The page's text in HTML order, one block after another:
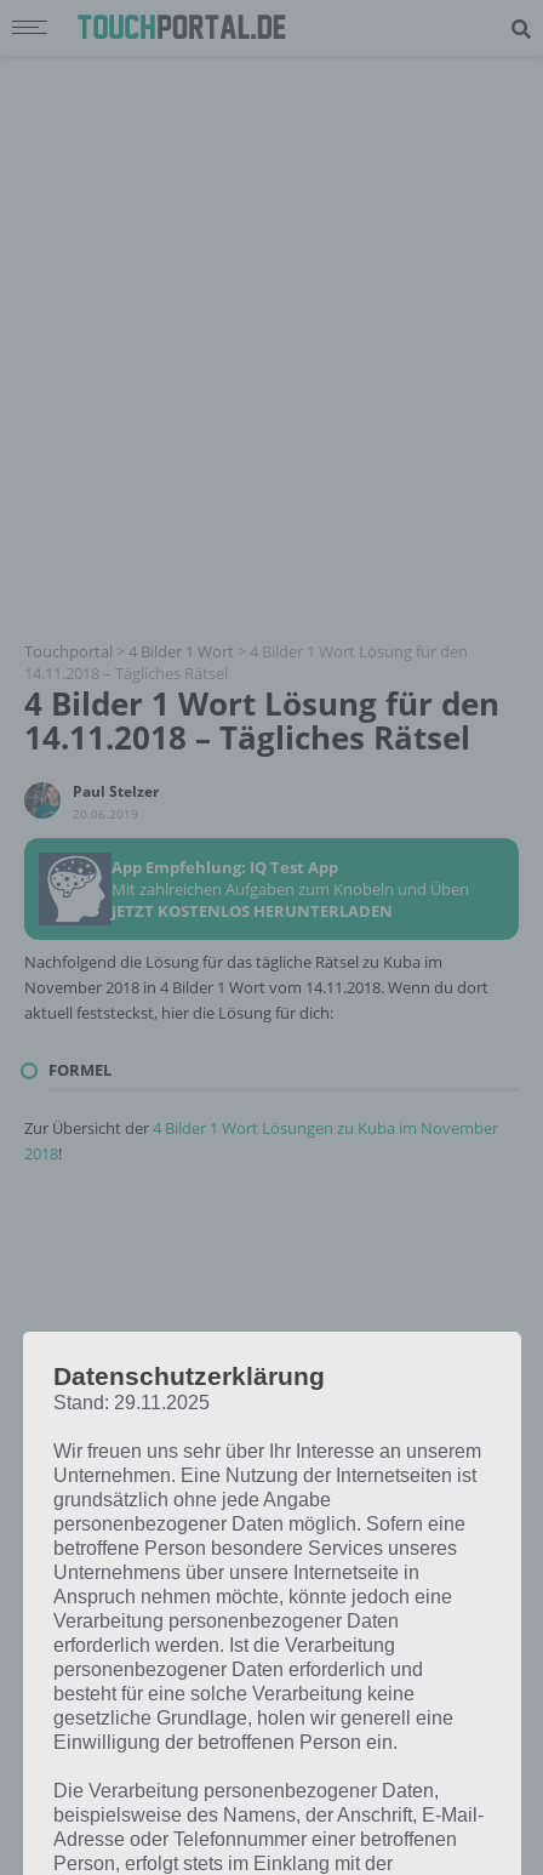
Touchportal > 4 Bilder 1 Wort > 4 Bilder 1 Wort Lösung für den
14.11.2018 – Tägliches Rätsel
4 Bilder 1 Wort Lösung für den
14.11.2018 – Tägliches Rätsel
Paul Stelzer
20.06.2019
App Empfehlung: IQ Test App
Mit zahlreichen Aufgaben zum Knobeln und Üben
JETZT KOSTENLOS HERUNTERLADEN
Nachfolgend die Lösung für das tägliche Rätsel zu Kuba im
November 2018 in 4 Bilder 1 Wort vom 14.11.2018. Wenn du dort
aktuell feststeckst, hier die Lösung für dich:
FORMEL
Zur Übersicht der4 Bilder 1 Wort Lösungen zu Kuba im November
2018!
Kurze Begriffserklärung zur Lösung
Formel
Datenschutzerklärung
Stand: 29.11.2025
Wir freuen uns sehr über Ihr Interesse an unserem
Unternehmen. Eine Nutzung der Internetseiten ist
grundsätzlich ohne jede Angabe
personenbezogener Daten möglich. Sofern eine
betroffene Person besondere Services unseres
Unternehmens über unsere Internetseite in
Anspruch nehmen möchte, könnte jedoch eine
Verarbeitung personenbezogener Daten
erforderlich werden. Ist die Verarbeitung
personenbezogener Daten erforderlich und
besteht für eine solche Verarbeitung keine
gesetzliche Grundlage, holen wir generell eine
Einwilligung der betroffenen Person ein.
Die Verarbeitung personenbezogener Daten,
beispielsweise des Namens, der Anschrift, E-Mail-
Adresse oder Telefonnummer einer betroffenen
Person, erfolgt stets im Einklang mit der